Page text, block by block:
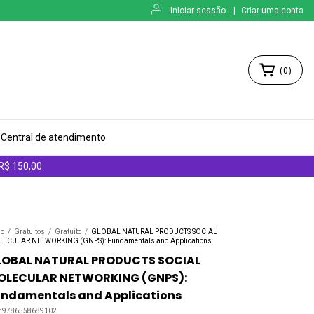
Iniciar sessão Criar uma conta
150,00
(0)
Central de atendimento
/ Gratuitos / Gratuito / GLOBAL NATURAL PRODUCTS SOCIAL
NETWORKING (GNPS): Fundamentals and Applications
NATURAL PRODUCTS SOCIAL
NETWORKING (GNPS):
and Applications
9786558689102